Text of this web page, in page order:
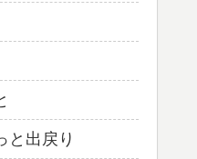
と出戻り